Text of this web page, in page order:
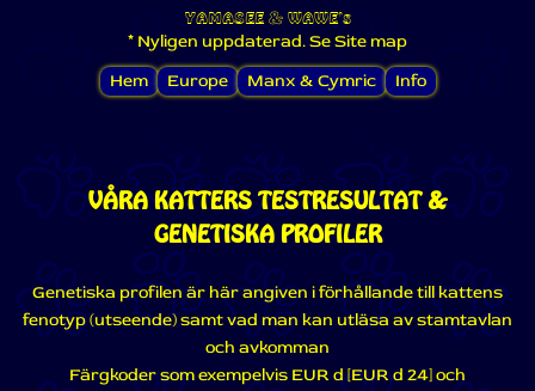
YAMASEE &WAWE's
* Nyligen uppdaterad. Se Site map
Hem
Europe Manx & Cymric Info
VÅRA KATTERS TESTRESULTAT &
GENETISKA PROFILER
Genetiska profilen är här angiven i förhållande till kattens
fenotyp (utseende) samt vad man kan utläsa av stamtavlan
och avkomman
Färgkoder som exempelvis EUR d [EUR d 24] och